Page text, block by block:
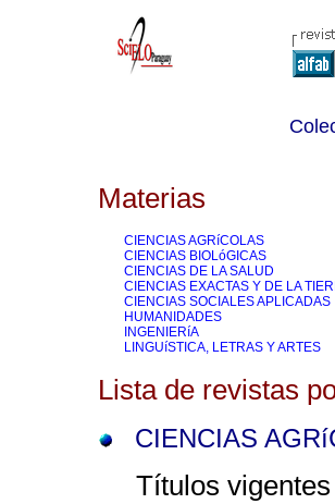
Materias
CIENCIAS AGRíCOLAS
CIENCIAS BIOLóGICAS
CIENCIAS DE LA SALUD
CIENCIAS EXACTAS Y DE LA
CIENCIAS SOCIALES APLICADAS
HUMANIDADES
INGENIERíA
LINGUíSTICA, LETRAS Y ARTES
Lista de revistas
CIENCIAS
Títulos vigentes